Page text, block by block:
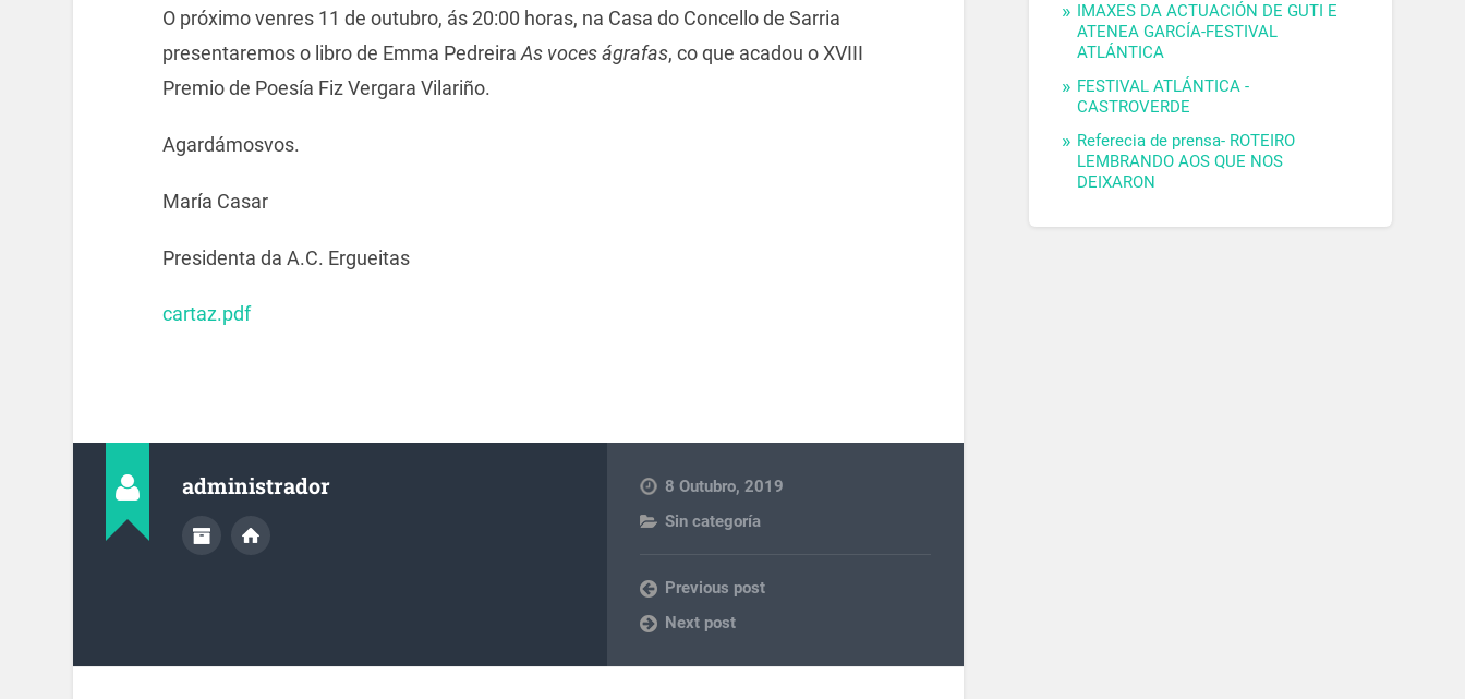
O próximo venres 11 de outubro, ás 20:00 horas, na Casa do Concello de Sarria
presentaremos o libro de Emma PedreiraAs voces ágrafas, co que acadou o XVIII
Premio de Poesía Fiz Vergara Vilariño.
Agardámosvos.
María Casar
Presidenta da A.C. Ergueitas
cartaz.pdf
administrador
8 Outubro, 2019
Sin categoría
Previous post
Next post
IMAXES DA ACTUACIÓN DE GUTI E
ATENEA GARCÍA-FESTIVAL
ATLÁNTICA
FESTIVAL ATLÁNTICA -
CASTROVERDE
Referecia de prensa- ROTEIRO
LEMBRANDO AOS QUE NOS
DEIXARON